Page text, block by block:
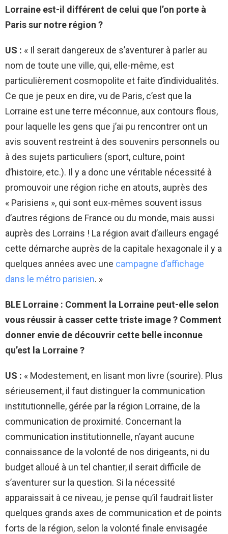
Lorraine est-il différent de celui que l’on porte à
Paris sur notre région ?
US : « Il serait dangereux de s’aventurer à parler au
nom de toute une ville, qui, elle-même, est
particulièrement cosmopolite et faite d’individualités.
Ce que je peux en dire, vu de Paris, c’est que la
Lorraine est une terre méconnue, aux contours flous,
pour laquelle les gens que j’ai pu rencontrer ont un
avis souvent restreint à des souvenirs personnels ou
à des sujets particuliers (sport, culture, point
d’histoire, etc.). Il y a donc une véritable nécessité à
promouvoir une région riche en atouts, auprès des
« Parisiens », qui sont eux-mêmes souvent issus
d’autres régions de France ou du monde, mais aussi
auprès des Lorrains ! La région avait d’ailleurs engagé
cette démarche auprès de la capitale hexagonale il y a
quelques années avec une campagne d’affichage
dans le métro parisien. »
BLE Lorraine : Comment la Lorraine peut-elle selon
vous réussir à casser cette triste image ? Comment
donner envie de découvrir cette belle inconnue
qu’est la Lorraine ?
US : « Modestement, en lisant mon livre (sourire). Plus
sérieusement, il faut distinguer la communication
institutionnelle, gérée par la région Lorraine, de la
communication de proximité. Concernant la
communication institutionnelle, n’ayant aucune
connaissance de la volonté de nos dirigeants, ni du
budget alloué à un tel chantier, il serait difficile de
s’aventurer sur la question. Si la nécessité
apparaissait à ce niveau, je pense qu’il faudrait lister
quelques grands axes de communication et de points
forts de la région, selon la volonté finale envisagée